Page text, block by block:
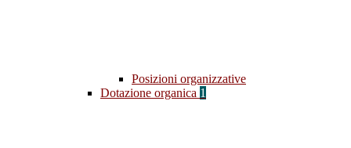
Posizioni organizzative
Dotazione organica 1